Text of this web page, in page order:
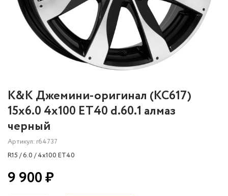
K&K Джемини-оригинал (КС617)
15x6.0 4x100 ET40 d.60.1 алмаз
черный
Артикул: r64737
R15 / 6.0 / 4x100 ET40
9 900 ₽